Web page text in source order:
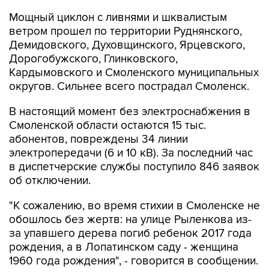
Мощный циклон с ливнями и шквалистым
ветром прошел по территории Руднянского,
Демидовского, Духовщинского, Ярцевского,
Дорогобужского, Глинковского,
Кардымовского и Смоленского муниципальных
округов. Сильнее всего пострадал Смоленск.
В настоящий момент без электроснабжения в
Смоленской области остаются 15 тыс.
абонентов, повреждены 34 линии
электропередачи (6 и 10 кВ). За последний час
в диспетчерские службы поступило 846 заявок
об отключении.
"К сожалению, во время стихии в Смоленске не
обошлось без жертв: на улице Рыленкова из-
за упавшего дерева погиб ребенок 2017 года
рождения, а в Лопатинском саду - женщина
1960 года рождения", - говорится в сообщении.